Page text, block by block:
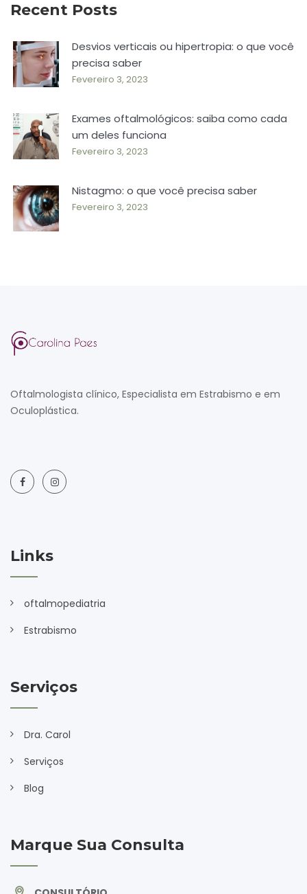
Recent Posts
Desvios verticais ou hipertropia: o que você
precisa saber
Fevereiro 3, 2023
Exames oftalmológicos: saiba como cada
um deles funciona
Fevereiro 3, 2023
Nistagmo: o que você precisa saber
Fevereiro 3, 2023
Oftalmologista clínico, Especialista em Estrabismo e em
Oculoplástica.
Links
oftalmopediatria
Estrabismo
Serviços
Dra. Carol
Serviços
Blog
Marque Sua Consulta